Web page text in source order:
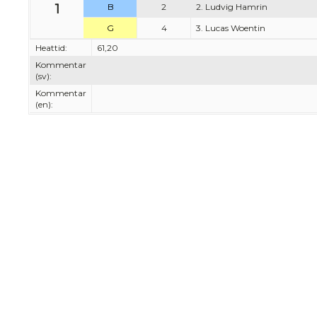
1
B
2
2. Ludvig Hamrin
G
4
3. Lucas Woentin
Heattid:
61,20
Kommentar
(sv):
Kommentar
(en):